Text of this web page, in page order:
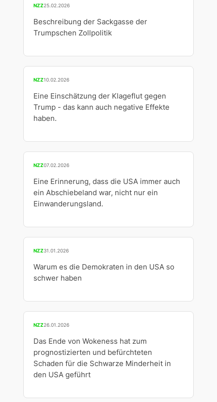
NZZ25.02.2026
Beschreibung der Sackgasse der
Trumpschen Zollpolitik
NZZ10.02.2026
Eine Einschätzung der Klageflut gegen
Trump - das kann auch negative Effekte
haben.
NZZ07.02.2026
Eine Erinnerung, dass die USA immer auch
ein Abschiebeland war, nicht nur ein
Einwanderungsland.
NZZ31.01.2026
Warum es die Demokraten in den USA so
schwer haben
NZZ26.01.2026
Das Ende von Wokeness hat zum
prognostizierten und befürchteten
Schaden für die Schwarze Minderheit in
den USA geführt